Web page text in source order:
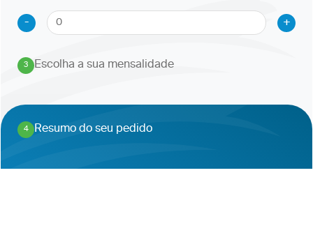
-
+
3
. Escolha a sua mensalidade
4
. Resumo do seu pedido